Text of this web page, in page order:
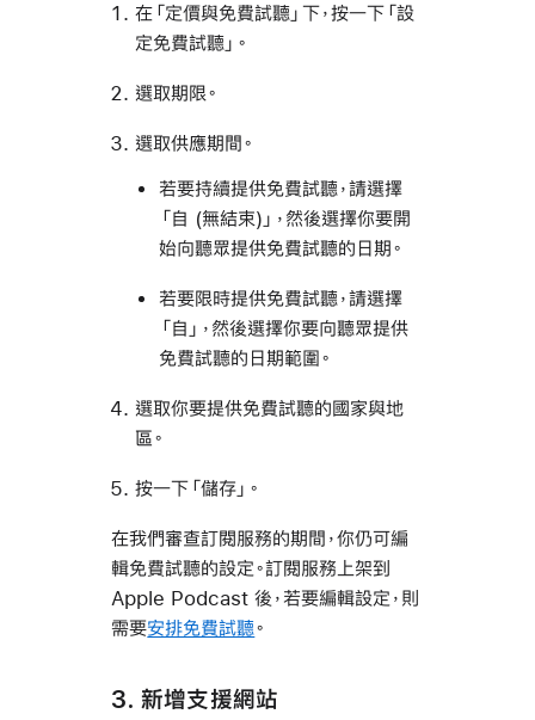
在「定價與免費試聽」下，按一下「設
定免費試聽」。
選取期限。
選取供應期間。
若要持續提供免費試聽，請選擇
「自 (無結束)」，然後選擇你要開
始向聽眾提供免費試聽的日期。
若要限時提供免費試聽，請選擇
「自」，然後選擇你要向聽眾提供
免費試聽的日期範圍。
選取你要提供免費試聽的國家與地
區。
按一下「儲存」。
在我們審查訂閱服務的期間，你仍可編
輯免費試聽的設定。訂閱服務上架到
Apple Podcast 後，若要編輯設定，則
需要安排免費試聽。
3. 新增支援網站